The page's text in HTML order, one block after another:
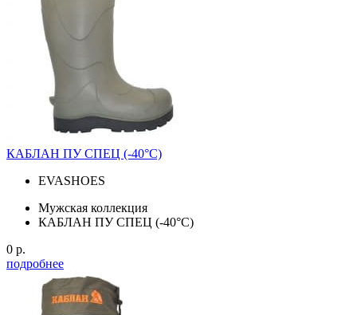
КАБЛАН ПУ СПЕЦ (-40°С)
EVASHOES
Мужская коллекция
КАБЛАН ПУ СПЕЦ (-40°С)
0 р.
подробнее